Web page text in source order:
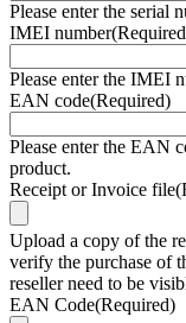
Please enter the serial
IMEI number
Please enter the IMEI
EAN code(Required)
Please enter the EAN
product.
Receipt or Invoice file
Upload a copy of the
verify the purchase of
reseller need to be
EAN Code(Required)